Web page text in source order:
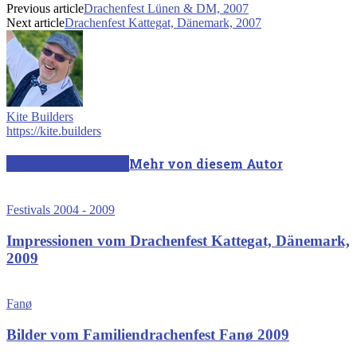
Previous articleDrachenfest Lünen & DM, 2007
Next articleDrachenfest Kattegat, Dänemark, 2007
Kite Builders
https://kite.builders
Mehr von diesem Autor
Festivals 2004 - 2009
Impressionen vom Drachenfest Kattegat, Dänemark,
2009
Fanø
Bilder vom Familiendrachenfest Fanø 2009